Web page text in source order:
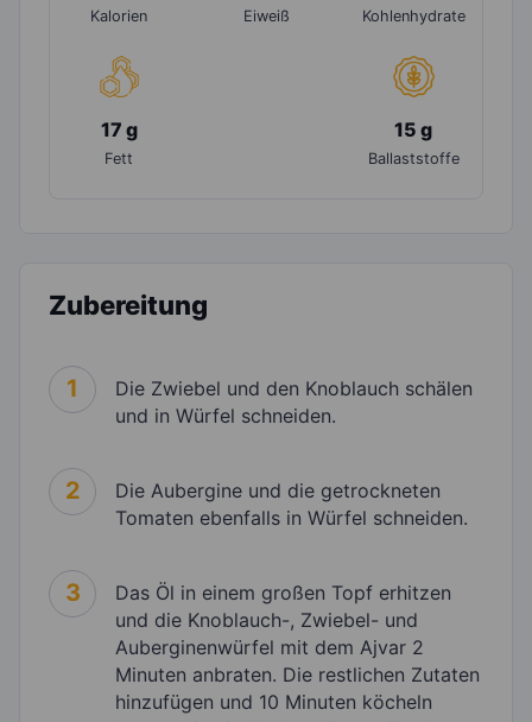
Kalorien Eiweiß Kohlenhydrate
17 g
Fett
15 g
Ballaststoffe
Zubereitung
1
Die Zwiebel und den Knoblauch schälen
und in Würfel schneiden.
2
Die Aubergine und die getrockneten
Tomaten ebenfalls in Würfel schneiden.
3
Das Öl in einem großen Topf erhitzen
und die Knoblauch-, Zwiebel- und
Auberginenwürfel mit dem Ajvar 2
Minuten anbraten. Die restlichen Zutaten
hinzufügen und 10 Minuten köcheln